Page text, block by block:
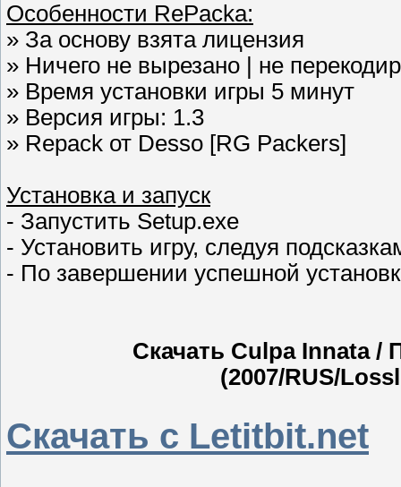
Особенности RePacka:
» За основу взята лицензия
» Ничего не вырезано | не
» Время установки игры 5 минут
» Версия игры: 1.3
» Repack от Desso [RG Packers]
Установка и запуск
- Запустить Setup.exe
- Установить игру, следуя
- По завершении успешной
Скачать Culpa Innata /
(2007/RUS/
Скачать с Letitbit.net